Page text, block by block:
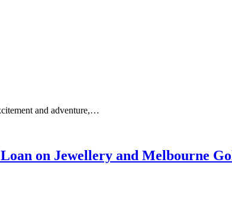
and adventure,…
on Jewellery and Melbourne